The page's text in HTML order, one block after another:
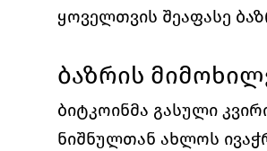
ყოველთვის შეაფასე
ბაზრის
ბიტკოინმა გასული
ნიშნულთან ახლოს